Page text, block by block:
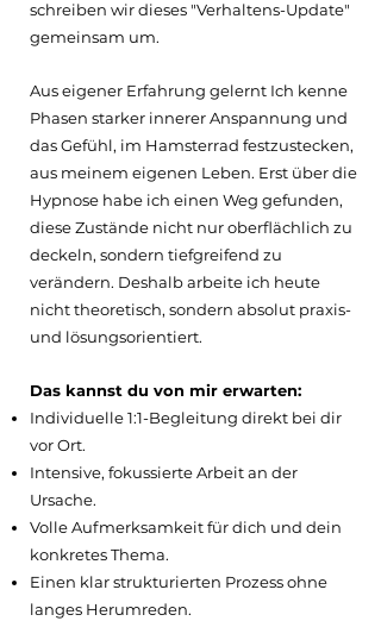
schreiben wir dieses "Verhaltens-Update"
gemeinsam um.
Aus eigener Erfahrung gelernt Ich kenne
Phasen starker innerer Anspannung und
das Gefühl, im Hamsterrad festzustecken,
aus meinem eigenen Leben. Erst über die
Hypnose habe ich einen Weg gefunden,
diese Zustände nicht nur oberflächlich zu
deckeln, sondern tiefgreifend zu
verändern. Deshalb arbeite ich heute
nicht theoretisch, sondern absolut praxis-
und lösungsorientiert.
Das kannst du von mir erwarten:
Individuelle 1:1-Begleitung direkt bei dir
vor Ort.
Intensive, fokussierte Arbeit an der
Ursache.
Volle Aufmerksamkeit für dich und dein
konkretes Thema.
Einen klar strukturierten Prozess ohne
langes Herumreden.